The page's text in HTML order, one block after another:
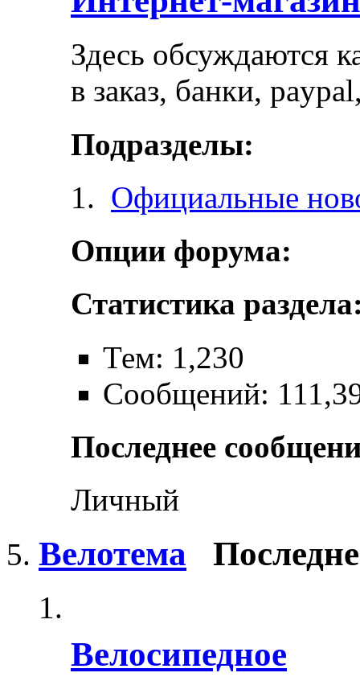
Здесь обсуждаются
в заказ, банки,
Подразделы:
Официальные
Опции форума:
Статистика
Тем: 1,230
Сообщений:
Последнее
Личный
Велотема
Велосипедное